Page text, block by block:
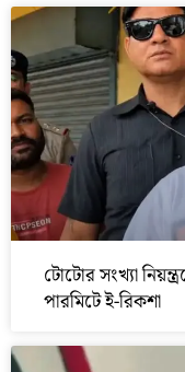
টোটোর সংখ্যা
পারমিটে ই-রিকশা